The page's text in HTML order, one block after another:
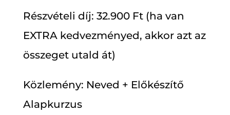
Részvételi díj: 32.900 Ft (ha van
EXTRA kedvezményed, akkor azt az
összeget utald át)
Közlemény: Neved + Előkészítő
Alapkurzus